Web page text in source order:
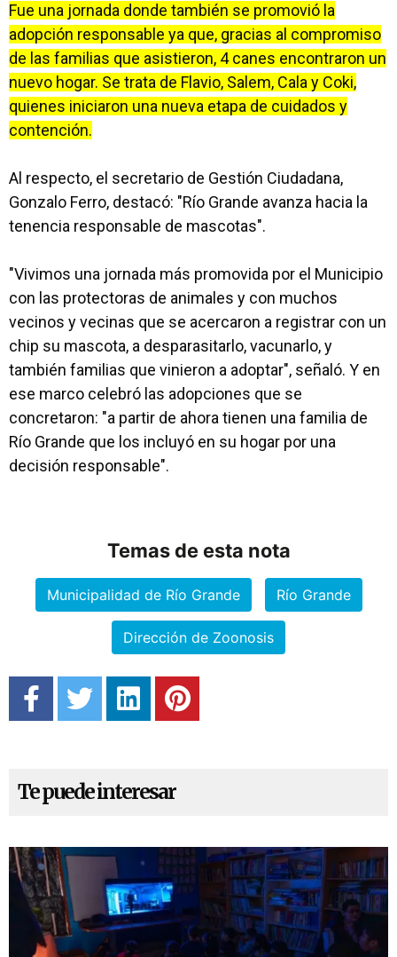
Fue una jornada donde también se promovió la
adopción responsable ya que, gracias al compromiso
de las familias que asistieron, 4 canes encontraron un
nuevo hogar. Se trata de Flavio, Salem, Cala y Coki,
quienes iniciaron una nueva etapa de cuidados y
contención.
Al respecto, el secretario de Gestión Ciudadana,
Gonzalo Ferro, destacó: "Río Grande avanza hacia la
tenencia responsable de mascotas".
"Vivimos una jornada más promovida por el Municipio
con las protectoras de animales y con muchos
vecinos y vecinas que se acercaron a registrar con un
chip su mascota, a desparasitarlo, vacunarlo, y
también familias que vinieron a adoptar", señaló. Y en
ese marco celebró las adopciones que se
concretaron: "a partir de ahora tienen una familia de
Río Grande que los incluyó en su hogar por una
decisión responsable".
Temas de esta nota
Municipalidad de Río Grande Río Grande
Dirección de Zoonosis
Te puede interesar